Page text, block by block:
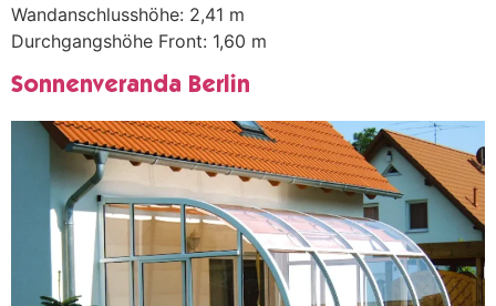
Wandanschlusshöhe: 2,41 m
Durchgangshöhe Front: 1,60 m
Sonnenveranda Berlin